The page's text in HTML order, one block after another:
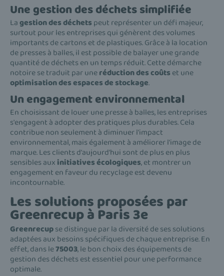
Une gestion des déchets simplifiée
Lagestion des déchets peut représenter un défi majeur,
surtout pour les entreprises qui génèrent des volumes
importants de cartons et de plastiques. Grâce à la location
de presses à balles, il est possible de balayer une grande
quantité de déchets en un temps réduit. Cette démarche
notoire se traduit par uneréduction des coûts et une
optimisation des espaces de stockage.
Un engagement environnemental
En choisissant de louer une presse à balles, les entreprises
s'engagent à adopter des pratiques plus durables. Cela
contribue non seulement à diminuer l'impact
environnemental, mais également à améliorer l'image de
marque. Les clients d'aujourd'hui sont de plus en plus
sensibles aux initiatives écologiques, et montrer un
engagement en faveur du recyclage est devenu
incontournable.
Les solutions proposées par
Greenrecup à Paris 3e
Greenrecupse distingue par la diversité de ses solutions
adaptées aux besoins spécifiques de chaque entreprise. En
effet, dans le75003, le bon choix des équipements de
gestion des déchets est essentiel pour une performance
optimale.